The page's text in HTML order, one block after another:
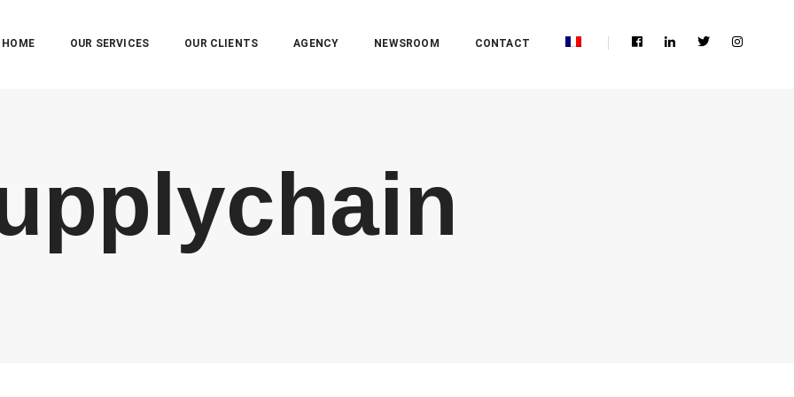
HOME OUR SERVICES OUR CLIENTS AGENCY NEWSROOM CONTACT